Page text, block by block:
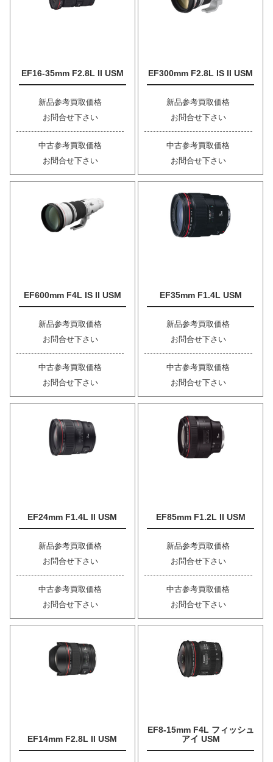
EF16-35mm F2.8L II USM
新品参考買取価格
お問合せ下さい
中古参考買取価格
お問合せ下さい
EF300mm F2.8L IS II USM
新品参考買取価格
お問合せ下さい
中古参考買取価格
お問合せ下さい
EF600mm F4L IS II USM
新品参考買取価格
お問合せ下さい
中古参考買取価格
お問合せ下さい
EF35mm F1.4L USM
新品参考買取価格
お問合せ下さい
中古参考買取価格
お問合せ下さい
EF24mm F1.4L II USM
新品参考買取価格
お問合せ下さい
中古参考買取価格
お問合せ下さい
EF85mm F1.2L II USM
新品参考買取価格
お問合せ下さい
中古参考買取価格
お問合せ下さい
EF14mm F2.8L II USM
EF8-15mm F4L フィッシュ
アイ USM